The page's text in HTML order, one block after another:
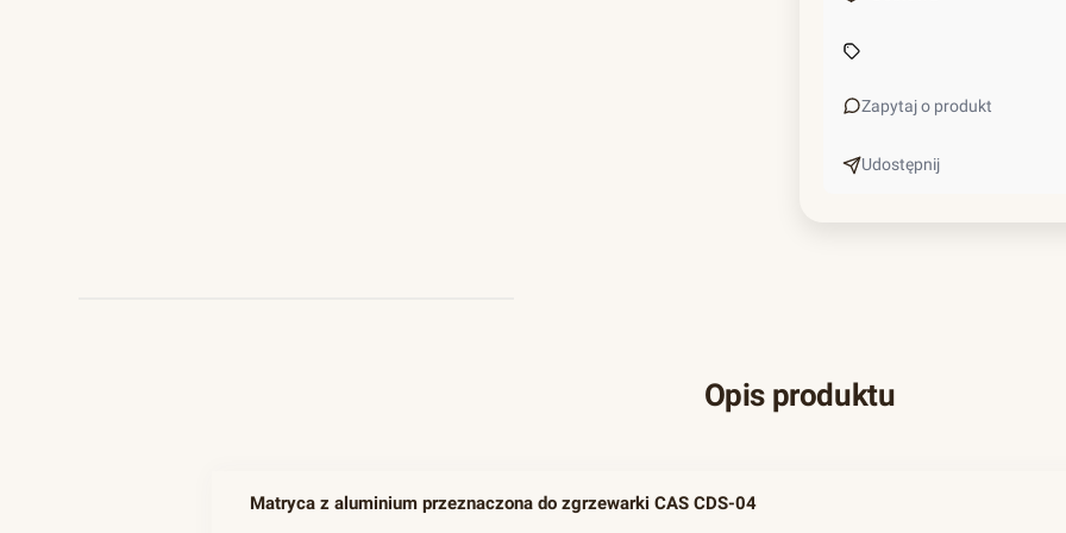
Zapytaj o produkt
Udostępnij
Opis produktu
Matryca z aluminium przeznaczona do zgrzewarki CAS CDS-04